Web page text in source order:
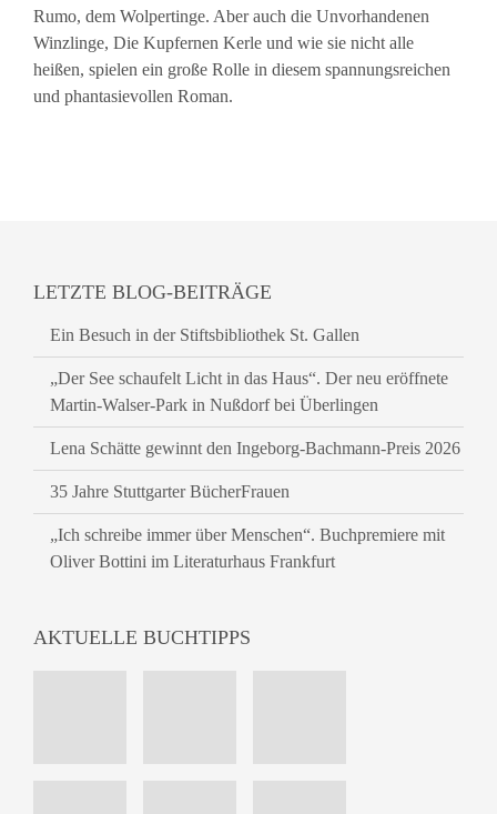
Rumo, dem Wolpertinge. Aber auch die Unvorhandenen
Winzlinge, Die Kupfernen Kerle und wie sie nicht alle
heißen, spielen ein große Rolle in diesem spannungsreichen
und phantasievollen Roman.
LETZTE BLOG-BEITRÄGE
Ein Besuch in der Stiftsbibliothek St. Gallen
„Der See schaufelt Licht in das Haus“. Der neu eröffnete
Martin-Walser-Park in Nußdorf bei Überlingen
Lena Schätte gewinnt den Ingeborg-Bachmann-Preis 2026
35 Jahre Stuttgarter BücherFrauen
„Ich schreibe immer über Menschen“. Buchpremiere mit
Oliver Bottini im Literaturhaus Frankfurt
AKTUELLE BUCHTIPPS